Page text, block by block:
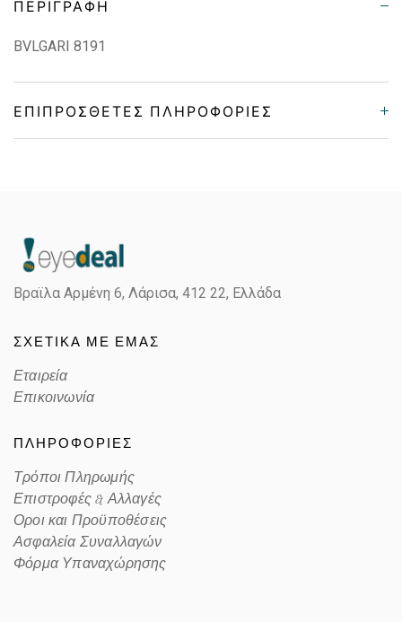
ΠΕΡΙΓΡΑΦΉ
BVLGARI 8191
ΕΠΙΠΡΌΣΘΕΤΕΣ ΠΛΗΡΟΦΟΡΊΕΣ
Color
Lens Color GRADIENT GRAY
Color code
Βραϊλα Αρμένη 6, Λάρισα, 412 22, Ελλάδα
ΣΧΕΤΙΚΑ ΜΕ ΕΜΑΣ
Εταιρεία
Επικοινωνία
ΠΛΗΡΟΦΟΡΙΕΣ
Τρόποι Πληρωμής
Επιστροφές & Αλλαγές
Οροι και Προϋποθέσεις
Ασφαλεία Συναλλαγών
Φόρμα Υπαναχώρησης